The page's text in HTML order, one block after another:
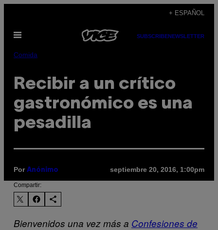
contenido
+ ESPAÑOL
Abrir
SUBSCRIBENEWSLETTER
Comida
Recibir a un crítico
gastronómico es una
pesadilla
Por Anónimo septiembre 20, 2016, 1:00pm
Compartir:
Bienvenidos una vez más a Confesiones de